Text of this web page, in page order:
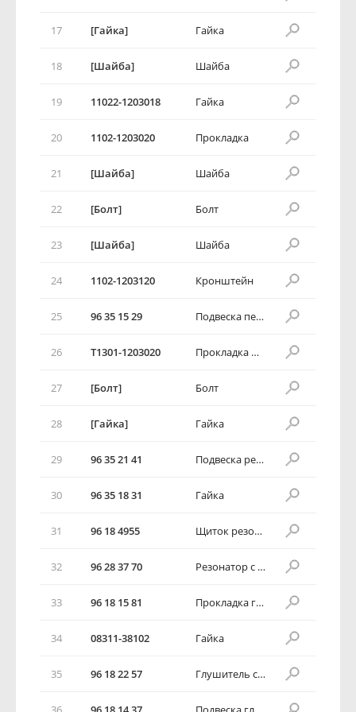
17 [Гайка] Гайка
18 [Шайба] Шайба
19 11022-1203018 Гайка
20 1102-1203020 Прокладка
21 [Шайба] Шайба
22 [Болт] Болт
23 [Шайба] Шайба
24 1102-1203120 Кронштейн
25 96 35 15 29 Подвеска перепускной трубы
26 T1301-1203020 Прокладка фланца приемных труб в сборе
27 [Болт] Болт
28 [Гайка] Гайка
29 96 35 21 41 Подвеска резонатора
30 96 35 18 31 Гайка
31 96 18 4955 Щиток резонатора
32 96 28 37 70 Резонатор с трубами в сборе
33 96 18 15 81 Прокладка глушителя
34 08311-38102 Гайка
35 96 18 22 57 Глушитель с трубами в сборе